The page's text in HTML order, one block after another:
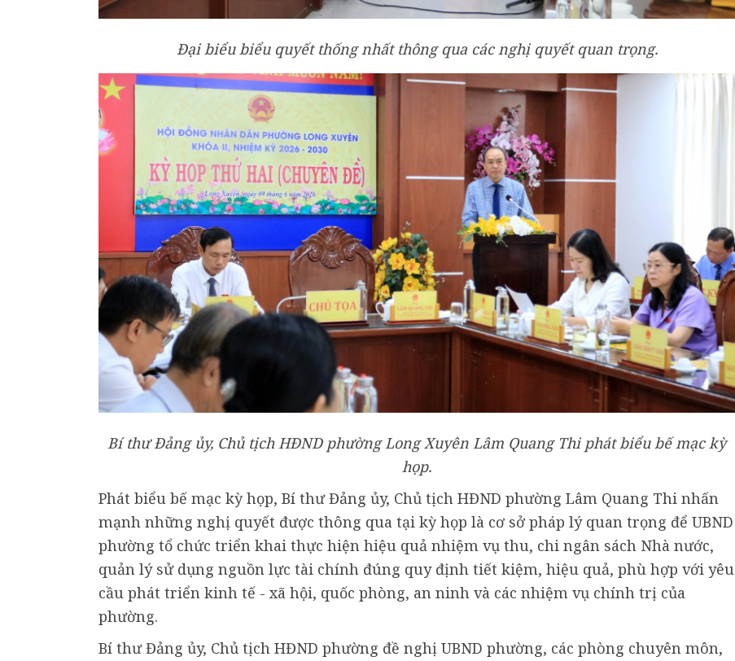
Đại biểu biểu quyết thống nhất thông qua các nghị quyết quan trọng.
Bí thư Đảng ủy, Chủ tịch HĐND phường Long Xuyên Lâm Quang Thi phát biểu bế mạc kỳ
họp.
Phát biểu bế mạc kỳ họp, Bí thư Đảng ủy, Chủ tịch HĐND phường Lâm Quang Thi nhấn
mạnh những nghị quyết được thông qua tại kỳ họp là cơ sở pháp lý quan trọng để UBND
phường tổ chức triển khai thực hiện hiệu quả nhiệm vụ thu, chi ngân sách Nhà nước,
quản lý sử dụng nguồn lực tài chính đúng quy định tiết kiệm, hiệu quả, phù hợp với yêu
cầu phát triển kinh tế - xã hội, quốc phòng, an ninh và các nhiệm vụ chính trị của
phường.
Bí thư Đảng ủy, Chủ tịch HĐND phường đề nghị UBND phường, các phòng chuyên môn,